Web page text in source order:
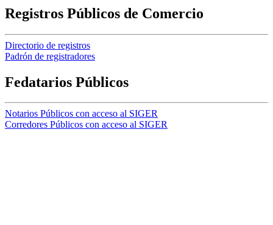
Registros Públicos de Comercio
Directorio de registros
Padrón de registradores
Fedatarios Públicos
Notarios Públicos con acceso al SIGER
Corredores Públicos con acceso al SIGER